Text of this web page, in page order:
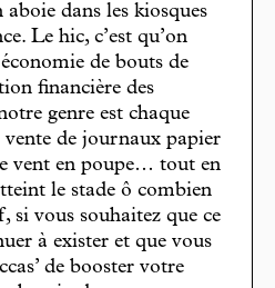
aboie dans les kiosques
Le hic, c’est qu’on
de bouts de
financière des
genre est chaque
de journaux papier
vent en poupe… tout en
le stade ô combien
si vous souhaitez que ce
à exister et que vous
de booster votre